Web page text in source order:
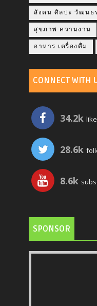
สังคม ศิลปะ วัฒนธ
สุขภาพ ความงาม
อาหาร เครื่องดื่ม
CONNECT WITH
34.2k
28.6k
8.6k
SPONSOR